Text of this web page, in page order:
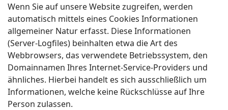
Wenn Sie auf unsere Website zugreifen, werden
automatisch mittels eines Cookies Informationen
allgemeiner Natur erfasst. Diese Informationen
(Server-Logfiles) beinhalten etwa die Art des
Webbrowsers, das verwendete Betriebssystem, den
Domainnamen Ihres Internet-Service-Providers und
ähnliches. Hierbei handelt es sich ausschließlich um
Informationen, welche keine Rückschlüsse auf Ihre
Person zulassen.